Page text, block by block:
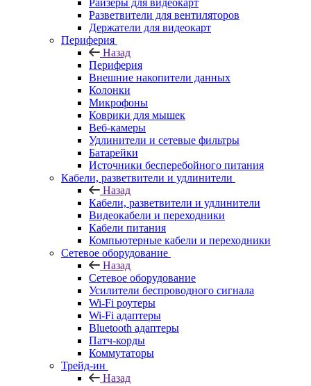
Райзеры для видеокарт
Разветвители для вентиляторов
Держатели для видеокарт
Периферия
Назад
Периферия
Внешние накопители данных
Колонки
Микрофоны
Коврики для мышек
Веб-камеры
Удлинители и сетевые фильтры
Батарейки
Источники бесперебойного питания
Кабели, разветвители и удлинители
Назад
Кабели, разветвители и удлинители
Видеокабели и переходники
Кабели питания
Компьютерные кабели и переходники
Сетевое оборудование
Назад
Сетевое оборудование
Усилители беспроводного сигнала
Wi-Fi роутеры
Wi-Fi адаптеры
Bluetooth адаптеры
Патч-корды
Коммутаторы
Трейд-ин
Назад